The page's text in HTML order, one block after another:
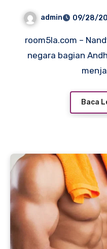
admin 09/28/
room5la.com – Nandyal, sebuah kota kecil di
negara bagian
Baca